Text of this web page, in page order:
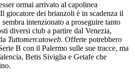
ormai arrivato al capolinea
giocatore dei brianzoli è in scadenza il
intenzionato a proseguire tanto
diversi club a partire dal Venezia,
Tuttomercatoweb. Offerte potrebbero
B con il Palermo sulle sue tracce, ma
Betis Siviglia e Getafe che